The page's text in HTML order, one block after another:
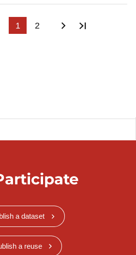
page
Previous page
1 2 Next page
a dataset
a reuse